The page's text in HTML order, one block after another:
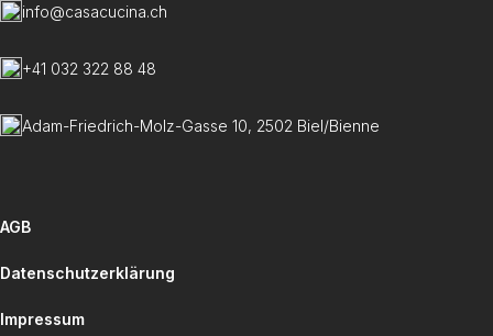
info@casacucina.ch
+41 032 322 88 48
Adam-Friedrich-Molz-Gasse 10, 2502 Biel/Bienne
AGB
Datenschutzerklärung
Impressum